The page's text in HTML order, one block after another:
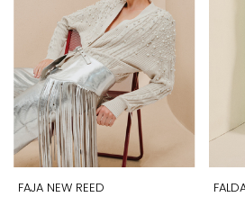
FAJA NEW REED